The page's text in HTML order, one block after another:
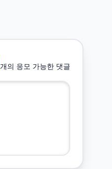
개의 응모 가능한 댓글